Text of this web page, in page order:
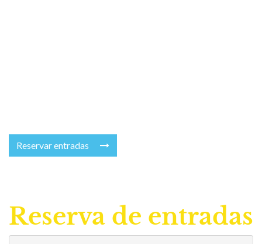
Reservar entradas
Reserva de entradas